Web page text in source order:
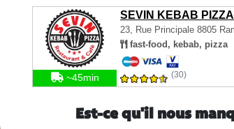
SEVIN KEBAB PIZZA
23, Rue Principale 8805
fast-food, kebab, pizza
~45min (30)
Est-ce qu'il nous